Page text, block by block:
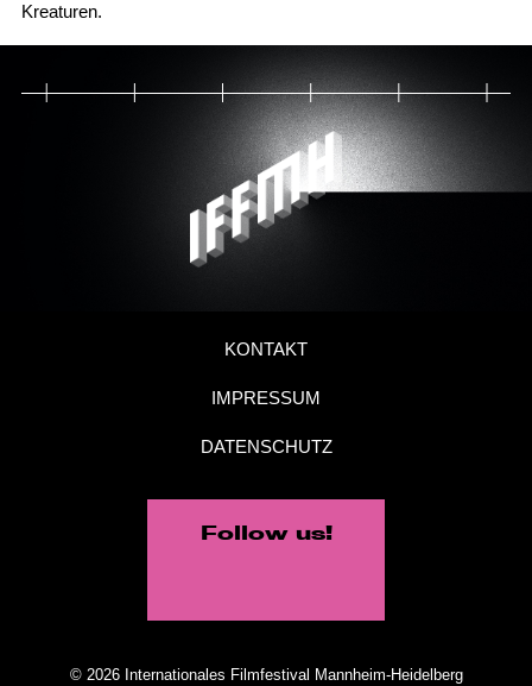
Kreaturen.
KONTAKT
IMPRESSUM
DATENSCHUTZ
Follow us!
© 2026 Internationales Filmfestival Mannheim-Heidelberg